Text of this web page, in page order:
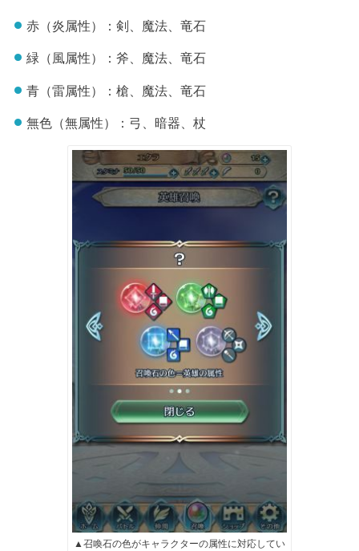
赤（炎属性）：剣、魔法、竜石
緑（風属性）：斧、魔法、竜石
青（雷属性）：槍、魔法、竜石
無色（無属性）：弓、暗器、杖
▲召喚石の色がキャラクターの属性に対応してい